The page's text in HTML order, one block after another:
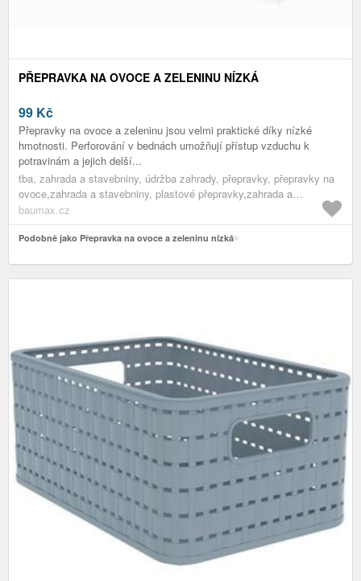
PŘEPRAVKA NA OVOCE A ZELENINU NÍZKÁ
99 Kč
Přepravky na ovoce a zeleninu jsou velmi praktické díky nízké
hmotnosti. Perforování v bednách umožňují přístup vzduchu k
potravinám a jejich delší...
tba, zahrada a stavebniny, údržba zahrady, přepravky, přepravky na
ovoce,zahrada a stavebniny, plastové přepravky,zahrada a
stavebniny, přepravky,zahrada a stavebniny, pomocníci do
baumax.cz
Podobně jako Přepravka na ovoce a zeleninu nízká